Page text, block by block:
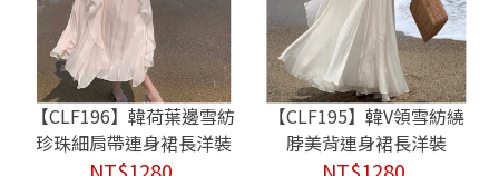
【CLF196】韓荷葉邊雪紡
珍珠細肩帶連身裙長洋裝
【CLF195】韓V領雪紡繞
脖美背連身裙長洋裝